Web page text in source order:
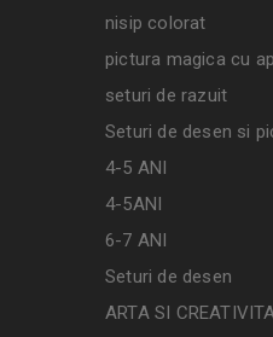
nisip colorat
pictura magica cu
seturi de razuit
Seturi de desen si
4-5 ANI
4-5ANI
6-7 ANI
Seturi de desen
ARTA SI